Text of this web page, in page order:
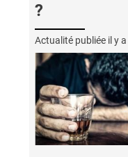
?
Actualité publiée il y a